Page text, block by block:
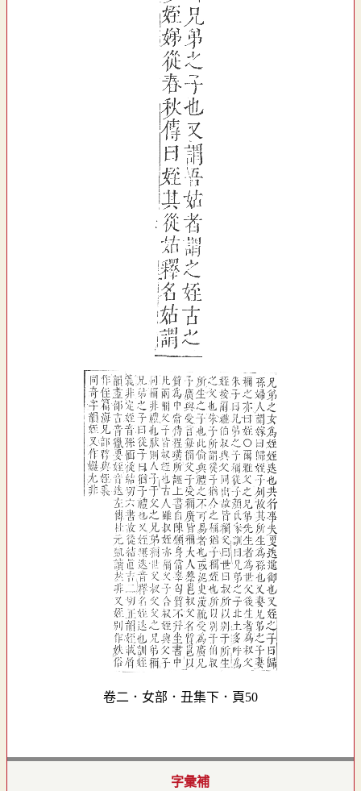
卷二．女部．丑集下．頁50
字彙補